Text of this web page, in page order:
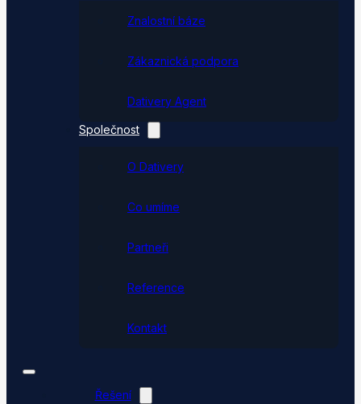
Znalostní báze
Zákaznická podpora
Dativery Agent
Společnost
O Dativery
Co umíme
Partneři
Reference
Kontakt
Řešení